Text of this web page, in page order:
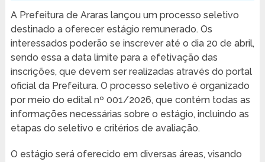
A Prefeitura de Araras lançou um processo seletivo
destinado a oferecer estágio remunerado. Os
interessados poderão se inscrever até o dia 20 de abril,
sendo essa a data limite para a efetivação das
inscrições, que devem ser realizadas através do portal
oficial da Prefeitura. O processo seletivo é organizado
por meio do edital nº 001/2026, que contém todas as
informações necessárias sobre o estágio, incluindo as
etapas do seletivo e critérios de avaliação.
O estágio será oferecido em diversas áreas, visando